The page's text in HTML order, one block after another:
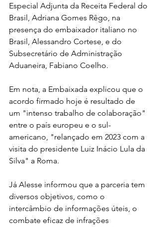
Especial Adjunta da Receita Federal do
Brasil, Adriana Gomes Rêgo, na
presença do embaixador italiano no
Brasil, Alessandro Cortese, e do
Subsecretário de Administração
Aduaneira, Fabiano Coelho.
Em nota, a Embaixada explicou que o
acordo firmado hoje é resultado de
um "intenso trabalho de colaboração"
entre o país europeu e o sul-
americano, "relançado em 2023 com a
visita do presidente Luiz Inácio Lula da
Silva" a Roma.
Já Alesse informou que a parceria tem
diversos objetivos, como o
intercâmbio de informações úteis, o
combate eficaz de infrações